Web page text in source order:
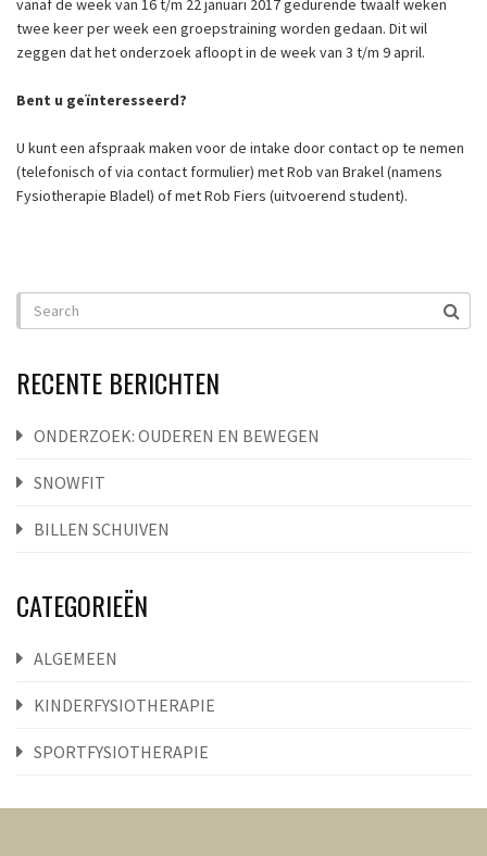
twee keer per week een groepstraining worden gedaan. Dit wil
zeggen dat het onderzoek afloopt in de week van 3 t/m 9 april.
Bent u geïnteresseerd?
U kunt een afspraak maken voor de intake door contact op te nemen
(telefonisch of via contact formulier) met Rob van Brakel (namens
Fysiotherapie Bladel) of met Rob Fiers (uitvoerend student).
RECENTE BERICHTEN
ONDERZOEK: OUDEREN EN BEWEGEN
SNOWFIT
BILLEN SCHUIVEN
CATEGORIEËN
ALGEMEEN
KINDERFYSIOTHERAPIE
SPORTFYSIOTHERAPIE